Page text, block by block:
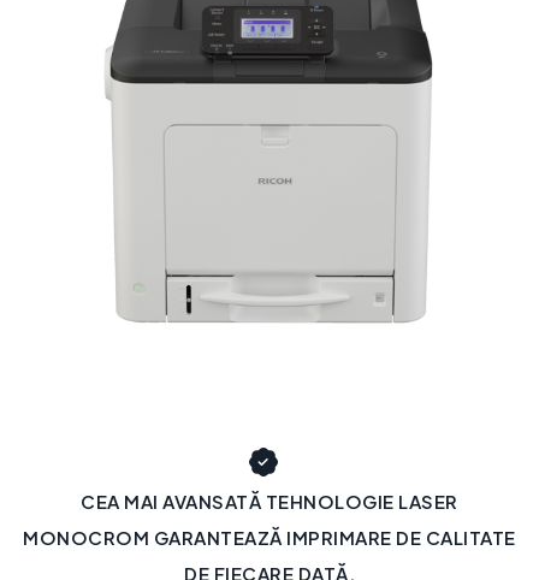
CEA MAI AVANSATĂ TEHNOLOGIE LASER
MONOCROM GARANTEAZĂ IMPRIMARE DE CALITATE
DE FIECARE DATĂ.